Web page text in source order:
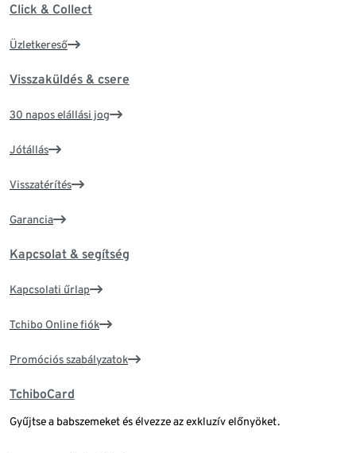
Click & Collect
Üzletkereső
Visszaküldés & csere
30 napos elállási jog
Jótállás
Visszatérítés
Garancia
Kapcsolat & segítség
Kapcsolati űrlap
Tchibo Online fiók
Promóciós szabályzatok
TchiboCard
Gyűjtse a babszemeket és élvezze az exkluzív előnyöket.